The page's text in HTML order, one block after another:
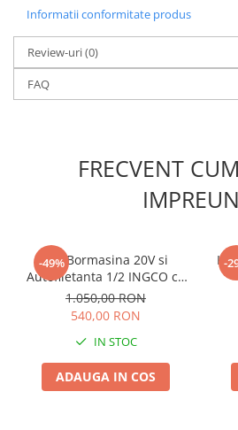
Lubrifianti
Masca de sudura & accesori
Motocoasa
Motocoasa si consumabile /
Rulete masurat
Scule electrice
Set chei combinate
Surubelnite
Truse /set scule
Produse Zootehnie
Informatii conformitate produs
Review-uri(0)
FAQ
FRECVENT
-49%
Set Bormasina 20V si
Autofiletanta 1/2 INGCO cu
2 baterii si incarcator
1.050,00 RON
540,00 RON
IN STOC
ADAUGA IN COS
-